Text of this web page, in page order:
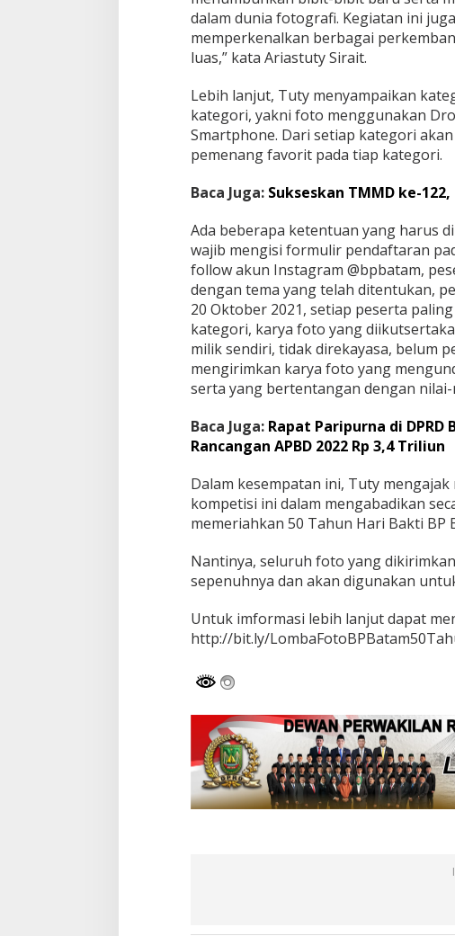
o
g
r
a
I
n
f
r
a
t
u
k
t
r
dalam dunia fotografi. Kegiatan ini
memperkenalkan berbagai
luas,” kata Ariastuty Sirait.
Lebih lanjut, Tuty menyampaikan
kategori, yakni foto menggunakan
Smartphone. Dari setiap kategori
pemenang favorit pada tiap kategori.
Baca Juga: Sukseskan TMMD ke-
Ada beberapa ketentuan yang harus
wajib mengisi formulir pendaftaran
follow akun Instagram @bpbatam,
dengan tema yang telah ditentukan,
20 Oktober 2021, setiap peserta
kategori, karya foto yang
milik sendiri, tidak direkayasa, belum
mengirimkan karya foto yang
serta yang bertentangan dengan nilai-
Baca Juga: Rapat Paripurna di
Rancangan APBD 2022 Rp 3,4 Triliun
Dalam kesempatan ini, Tuty
kompetisi ini dalam mengabadikan
memeriahkan 50 Tahun Hari Bakti BP
Nantinya, seluruh foto yang
sepenuhnya dan akan digunakan
Untuk imformasi lebih lanjut dapat
http://bit.ly/